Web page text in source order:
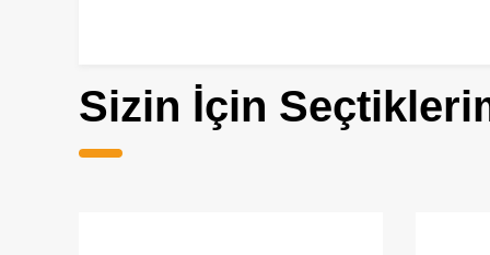
Sizin İçin